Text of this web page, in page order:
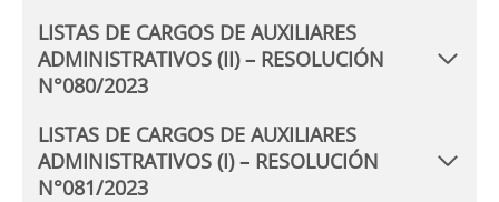
LISTAS DE CARGOS DE AUXILIARES
ADMINISTRATIVOS (II) – RESOLUCIÓN
N°080/2023
LISTAS DE CARGOS DE AUXILIARES
ADMINISTRATIVOS (I) – RESOLUCIÓN
N°081/2023